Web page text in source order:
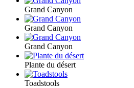
Grand Canyon
Grand Canyon
Grand Canyon
Plante du désert
Toadstools